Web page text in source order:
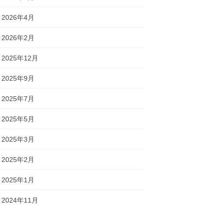
2026年4月
2026年2月
2025年12月
2025年9月
2025年7月
2025年5月
2025年3月
2025年2月
2025年1月
2024年11月